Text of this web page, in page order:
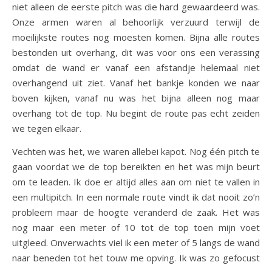
niet alleen de eerste pitch was die hard gewaardeerd was.
Onze armen waren al behoorlijk verzuurd terwijl de
moeilijkste routes nog moesten komen. Bijna alle routes
bestonden uit overhang, dit was voor ons een verassing
omdat de wand er vanaf een afstandje helemaal niet
overhangend uit ziet. Vanaf het bankje konden we naar
boven kijken, vanaf nu was het bijna alleen nog maar
overhang tot de top. Nu begint de route pas echt zeiden
we tegen elkaar.
Vechten was het, we waren allebei kapot. Nog één pitch te
gaan voordat we de top bereikten en het was mijn beurt
om te leaden. Ik doe er altijd alles aan om niet te vallen in
een multipitch. In een normale route vindt ik dat nooit zo’n
probleem maar de hoogte veranderd de zaak. Het was
nog maar een meter of 10 tot de top toen mijn voet
uitgleed. Onverwachts viel ik een meter of 5 langs de wand
naar beneden tot het touw me opving. Ik was zo gefocust